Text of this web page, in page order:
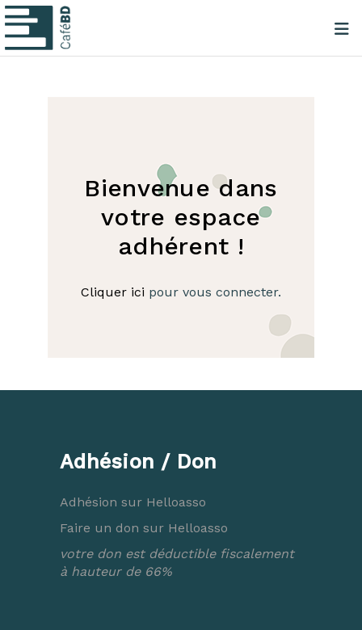
Bienvenue dans
votre espace
adhérent !
Cliquer ici pour vous connecter.
Adhésion / Don
Adhésion sur Helloasso
Faire un don sur Helloasso
votre don est déductible fiscalement
à hauteur de 66%